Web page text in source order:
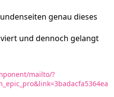
genau dieses
und dennoch gelangt
mailto/?